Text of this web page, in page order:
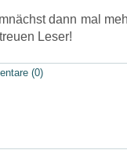
dann mal
Leser!
(0)